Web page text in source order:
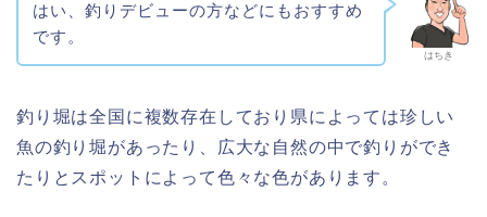
はちき
はい、釣りデビューの方などにもおすすめ
です。
釣り堀は全国に複数存在しており県によっては珍しい
魚の釣り堀があったり、広大な自然の中で釣りができ
たりとスポットによって色々な色があります。